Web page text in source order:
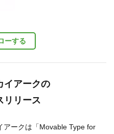
ーする
イアークの
リリース
アークは「Movable Type for